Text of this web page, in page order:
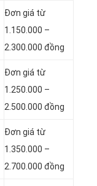
Đơn giá từ
1.150.000 –
2.300.000 đồng
Đơn giá từ
1.250.000 –
2.500.000 đồng
Đơn giá từ
1.350.000 –
2.700.000 đồng